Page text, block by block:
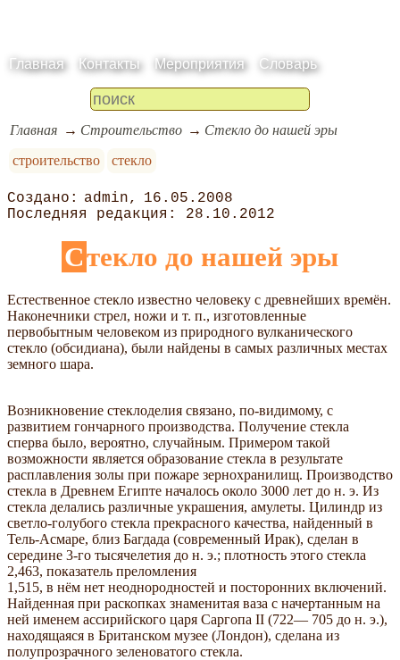
Главная Контакты Мероприятия Словарь
Главная Строительство
Стекло до нашей эры
строительство
стекло
admin
16.05.2008
28.10.2012
Стекло до нашей эры
Естественное стекло известно человеку с древнейших времён.
Наконечники стрел, ножи и т. п., изготовленные
первобытным человеком из природного вулканического
стекло (обсидиана), были найдены в самых различных местах
земного шара.
Возникновение стеклоделия связано, по-видимому, с
развитием гончарного производства. Получение стекла
сперва было, вероятно, случайным. Примером такой
возможности является образование стекла в результате
расплавления золы при пожаре зернохранилищ. Производство
стекла в Древнем Египте началось около 3000 лет до н. э. Из
стекла делались различные украшения, амулеты. Цилиндр из
светло-голубого стекла прекрасного качества, найденный в
Тель-Асмаре, близ Багдада (современный Ирак), сделан в
середине 3-го тысячелетия до н. э.; плотность этого стекла
2,463, показатель преломления
1,515, в нём нет неоднородностей и посторонних включений.
Найденная при раскопках знаменитая ваза с начертанным на
ней именем ассирийского царя Саргопа II (722— 705 до н. э.),
находящаяся в Британском музее (Лондон), сделана из
полупрозрачного зеленоватого стекла.